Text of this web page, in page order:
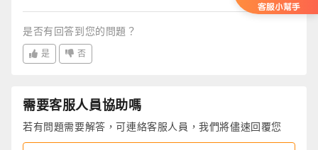
是否有回答到您的問題？
是 否
需要客服人員協助嗎
若有問題需要解答，可連絡客服人員，我們將儘速回覆您